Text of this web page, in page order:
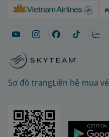
Sơ đồ trangLiên hệ mua vé